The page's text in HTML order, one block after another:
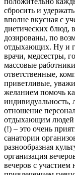
сбросить и
вполне вкусная с
диетических блюд,
дозированы, по
отдыхающих. Ну и
врачи, медсестры,
массовые
ответственные,
приветливые,
желанием помочь
индивидуальность,
отношение
отдыхающим людей
(!) – это очень
санатории
разнообразная
организация
вечеров с участием